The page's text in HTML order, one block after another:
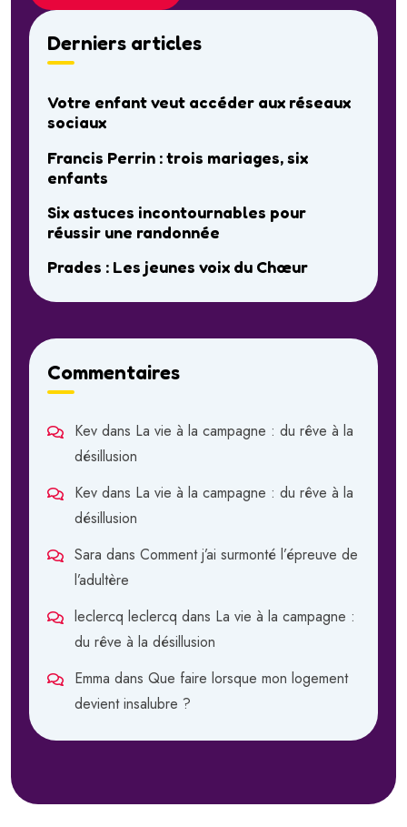
Derniers articles
Votre enfant veut accéder aux réseaux
sociaux
Francis Perrin : trois mariages, six
enfants
Six astuces incontournables pour
réussir une randonnée
Prades : Les jeunes voix du Chœur
Commentaires
Kev dans La vie à la campagne : du rêve à la
désillusion
Kev dans La vie à la campagne : du rêve à la
désillusion
Sara dans Comment j’ai surmonté l’épreuve de
l’adultère
leclercq leclercq dans La vie à la campagne :
du rêve à la désillusion
Emma dans Que faire lorsque mon logement
devient insalubre ?